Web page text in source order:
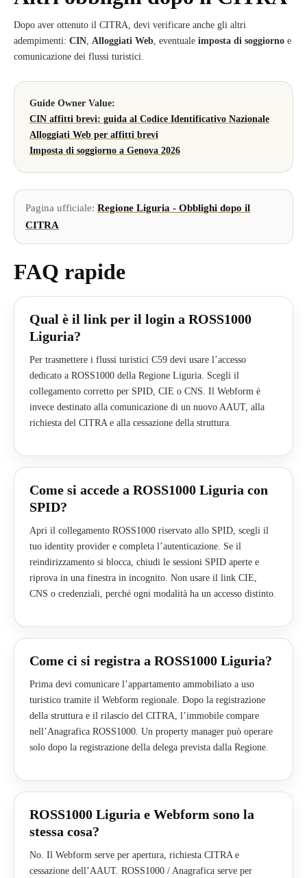
Dopo aver ottenuto il CITRA, devi verificare anche gli altri
adempimenti: CIN, Alloggiati Web, eventuale imposta di soggiorno e
comunicazione dei flussi turistici.
Guide Owner Value:
CIN affitti brevi: guida al Codice Identificativo Nazionale
Alloggiati Web per affitti brevi
Imposta di soggiorno a Genova 2026
Pagina ufficiale: Regione Liguria - Obblighi dopo il
CITRA
FAQ rapide
Qual è il link per il login a ROSS1000
Liguria?
Per trasmettere i flussi turistici C59 devi usare l’accesso
dedicato a ROSS1000 della Regione Liguria. Scegli il
collegamento corretto per SPID, CIE o CNS. Il Webform è
invece destinato alla comunicazione di un nuovo AAUT, alla
richiesta del CITRA e alla cessazione della struttura.
Come si accede a ROSS1000 Liguria con
SPID?
Apri il collegamento ROSS1000 riservato allo SPID, scegli il
tuo identity provider e completa l’autenticazione. Se il
reindirizzamento si blocca, chiudi le sessioni SPID aperte e
riprova in una finestra in incognito. Non usare il link CIE,
CNS o credenziali, perché ogni modalità ha un accesso distinto.
Come ci si registra a ROSS1000 Liguria?
Prima devi comunicare l’appartamento ammobiliato a uso
turistico tramite il Webform regionale. Dopo la registrazione
della struttura e il rilascio del CITRA, l’immobile compare
nell’Anagrafica ROSS1000. Un property manager può operare
solo dopo la registrazione della delega prevista dalla Regione.
ROSS1000 Liguria e Webform sono la
stessa cosa?
No. Il Webform serve per apertura, richiesta CITRA e
cessazione dell’AAUT. ROSS1000 / Anagrafica serve per